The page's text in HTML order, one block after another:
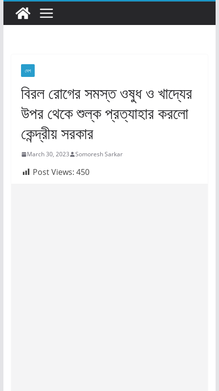
দেশ
বিরল রোগের সমস্ত ওষুধ ও খাদ্যের
উপর থেকে শুল্ক প্রত্যাহার করলো
কেন্দ্রীয় সরকার
March 30, 2023 Somoresh Sarkar
Post Views: 450